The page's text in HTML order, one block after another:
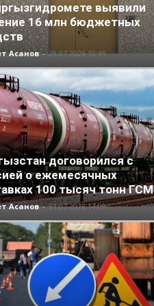
выявили
16 млн бюджетных
Асанов - 29.07.2026 10:45
договорился с
о ежемесячных
100 тысяч тонн ГСМ
Асанов - 31.07.2026 14:09